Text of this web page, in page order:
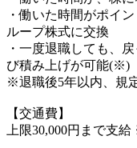
・働いた時間がポイ
ループ株式に交換
・一度退職しても、
び積み上げが可能(※)
※退職後5年以内、規
【交通費】
上限30,000円まで支